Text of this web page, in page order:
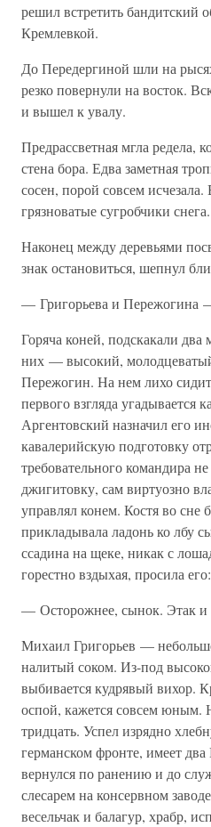
решил встретить бандитский
Кремлевкой.
До Передергиной шли на
резко повернули на восток.
и вышел к увалу.
Предрассветная мгла редела,
стена бора. Едва заметная
сосен, порой совсем
грязноватые сугробчики снега.
Наконец между деревьями
знак остановиться, шепнул
— Григорьева и Пережогина
Горяча коней, подскакали
них — высокий,
Пережогин. На нем лихо
первого взгляда угадывается
Аргентовский назначил его
кавалерийскую подготовку
требовательного командира
джигитовку, сам виртуозно
управлял конем. Костя во
прикладывала ладонь ко лбу
ссадина на щеке, никак с
горестно вздыхая, просила его:
— Осторожнее, сынок. Этак и
Михаил Григорьев —
налитый соком. Из-под
выбивается кудрявый вихор.
оспой, кажется совсем юным.
тридцать. Успел изрядно
германском фронте, имеет
вернулся по ранению и до
слесарем на консервном
весельчак и балагур, храбр,